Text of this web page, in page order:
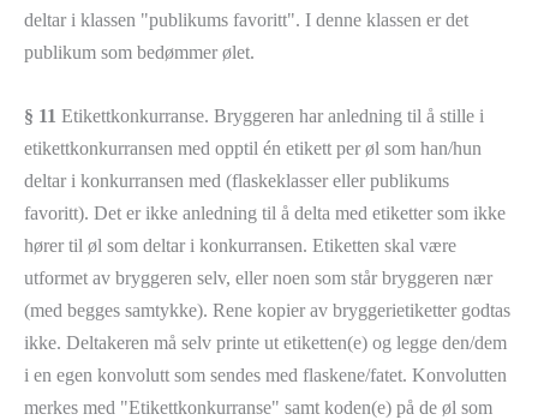
deltar i klassen "publikums favoritt". I denne klassen er det
publikum som bedømmer ølet.
§ 11 Etikettkonkurranse. Bryggeren har anledning til å stille i
etikettkonkurransen med opptil én etikett per øl som han/hun
deltar i konkurransen med (flaskeklasser eller publikums
favoritt). Det er ikke anledning til å delta med etiketter som ikke
hører til øl som deltar i konkurransen. Etiketten skal være
utformet av bryggeren selv, eller noen som står bryggeren nær
(med begges samtykke). Rene kopier av bryggerietiketter godtas
ikke. Deltakeren må selv printe ut etiketten(e) og legge den/dem
i en egen konvolutt som sendes med flaskene/fatet. Konvolutten
merkes med "Etikettkonkurranse" samt koden(e) på de øl som